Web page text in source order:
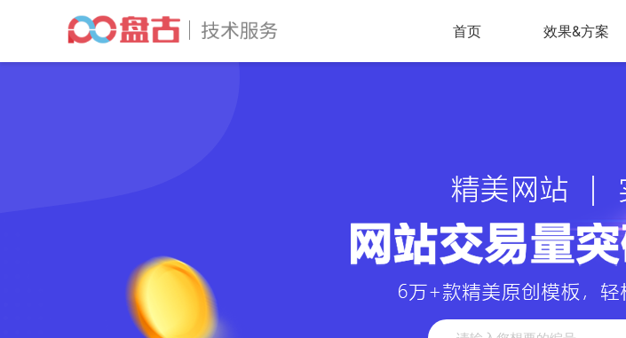
首页 效果&方案